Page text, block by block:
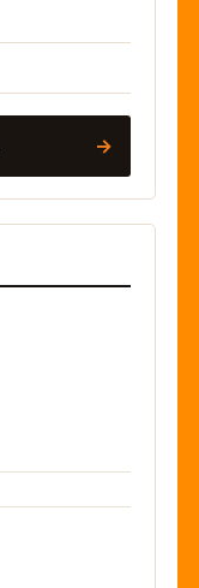
→